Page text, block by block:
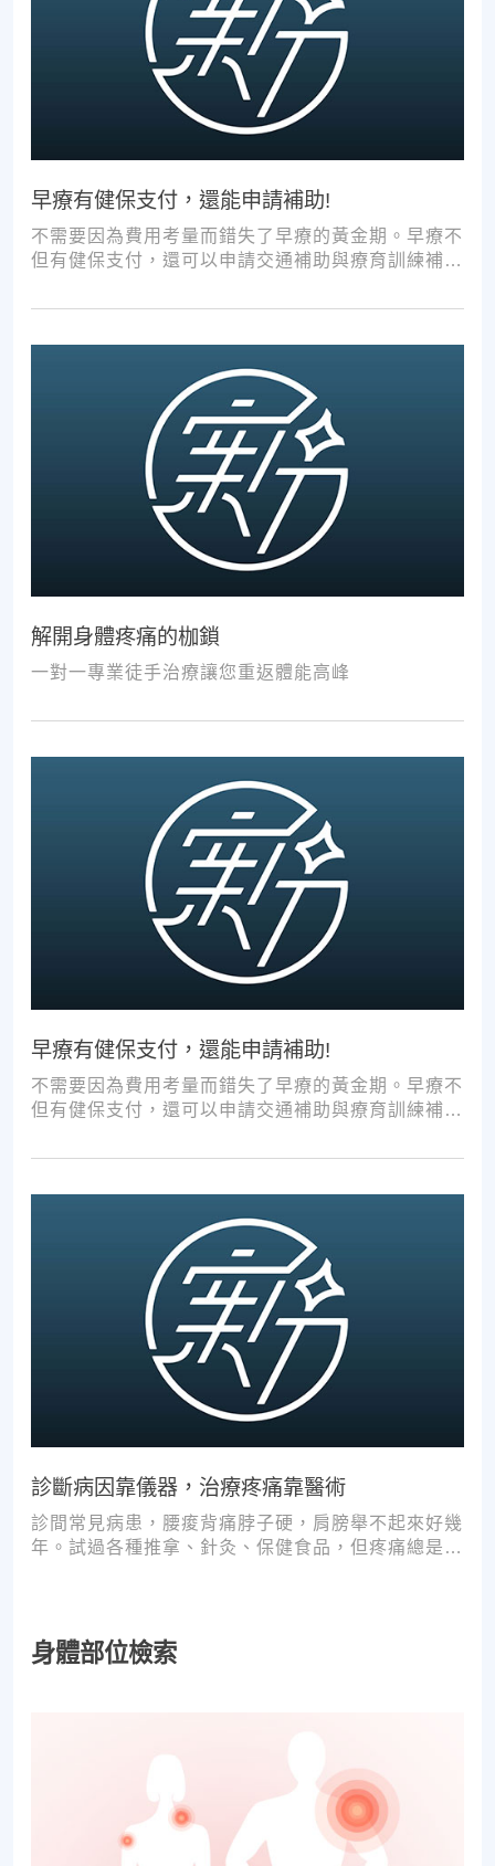
早療有健保支付，還能申請補助!
不需要因為費用考量而錯失了早療的黃金期。早療不
但有健保支付，還可以申請交通補助與療育訓練補
解開身體疼痛的枷鎖
一對一專業徒手治療讓您重返體能高峰
早療有健保支付，還能申請補助!
不需要因為費用考量而錯失了早療的黃金期。早療不
但有健保支付，還可以申請交通補助與療育訓練補
診斷病因靠儀器，治療疼痛靠醫術
診間常見病患，腰痠背痛脖子硬，肩膀舉不起來好幾
年。試過各種推拿、針灸、保健食品，但疼痛總是時
身體部位檢索